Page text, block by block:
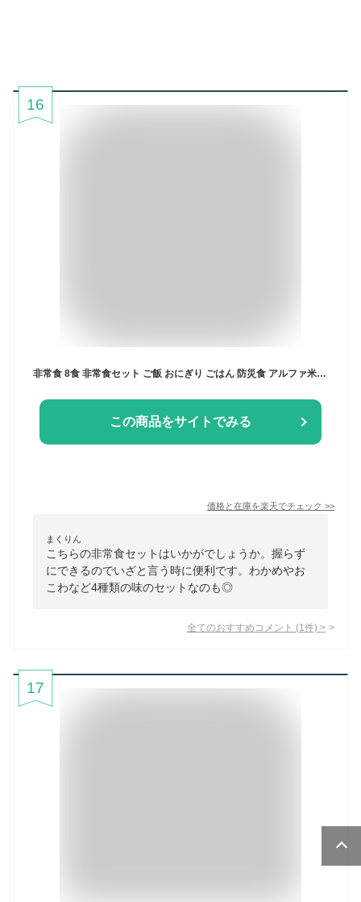
16
非常食 8食 非常食セット ご飯 おにぎり ごはん 防災食 アルファ米 アイリスオーヤマ 携帯おにぎり 4種×2個セット 鮭・わかめ・おこわ・昆布 おにぎり 防災 アウトドア キャンプ アルファ米 ごはん 備蓄 尾西食品【iris_dl06】
この商品をサイトでみる
価格と在庫を楽天でチェック >>
まくりん
こちらの非常食セットはいかがでしょうか。握らず
にできるのでいざと言う時に便利です。わかめやお
こわなど4種類の味のセットなのも◎
全てのおすすめコメント (1 件) >
17